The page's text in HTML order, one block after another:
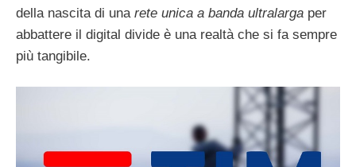
della nascita di una rete unica a banda ultralarga per
abbattere il digital divide è una realtà che si fa sempre
più tangibile.